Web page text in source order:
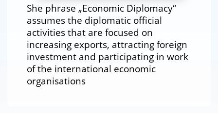
She phrase „Economic Diplomacy“
assumes the diplomatic official
activities that are focused on
increasing exports, attracting foreign
investment and participating in work
of the international economic
organisations